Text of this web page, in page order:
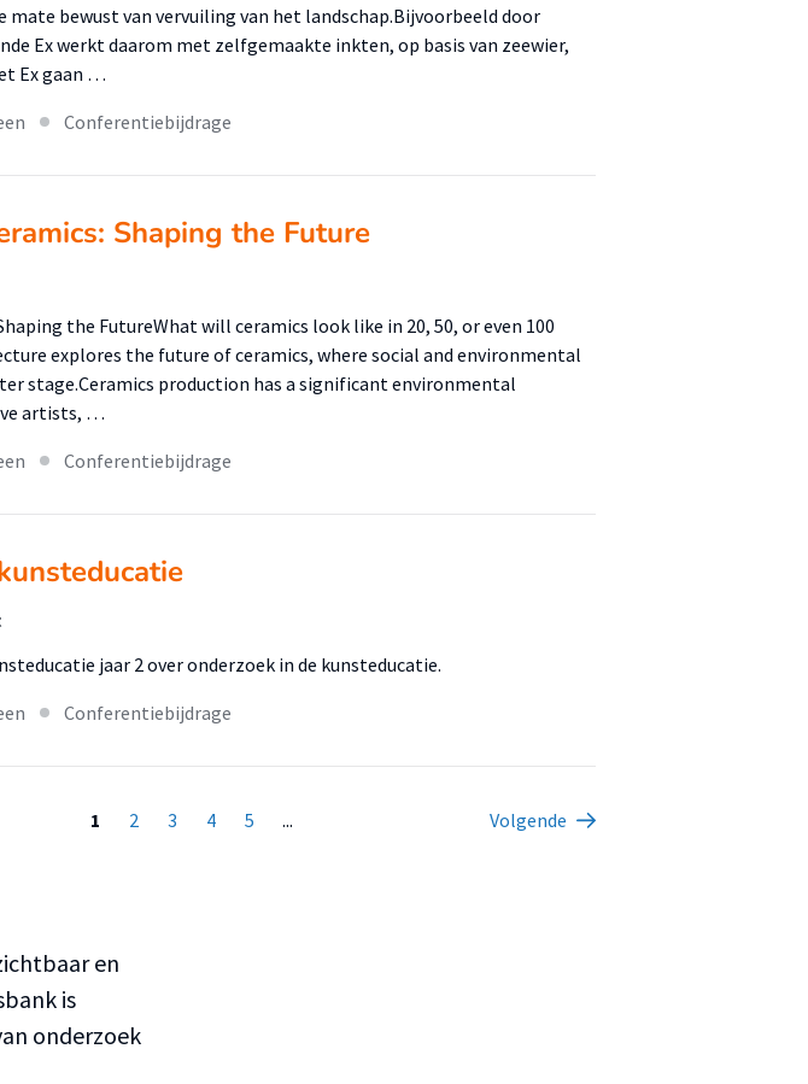
mate bewust van vervuiling van het landschap.Bijvoorbeeld door
Ex werkt daarom met zelfgemaakte inkten, op basis van zeewier,
Ex gaan …
Conferentiebijdrage
Shaping the Future
the FutureWhat will ceramics look like in 20, 50, or even 100
explores the future of ceramics, where social and environmental
stage.Ceramics production has a significant environmental
artists, …
Conferentiebijdrage
jaar 2 over onderzoek in de kunsteducatie.
Conferentiebijdrage
1 2 3 4 5 ... Volgende
en
is
onderzoek